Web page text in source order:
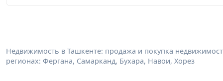
Недвижимость в Ташкенте: продажа и покупка
регионах: Фергана, Самарканд, Бухара, Навои, Хорез